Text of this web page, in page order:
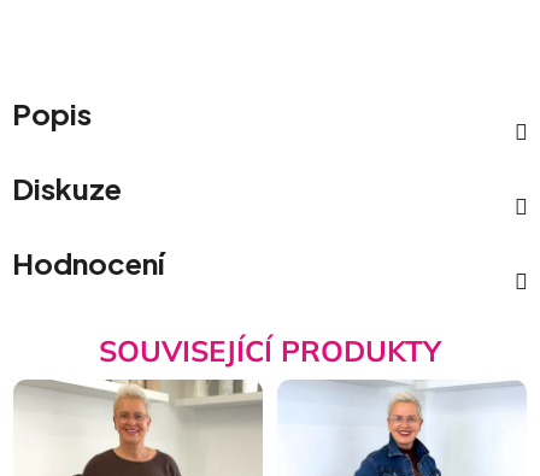
Popis
Diskuze
Hodnocení
SOUVISEJÍCÍ PRODUKTY